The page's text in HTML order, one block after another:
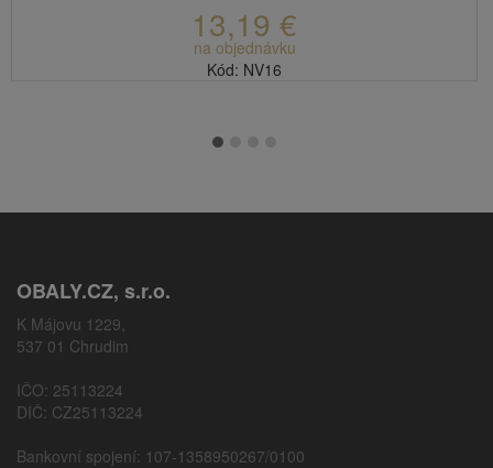
13,19 €
na objednávku
Kód: NV16
OBALY.CZ, s.r.o.
K Májovu 1229,
537 01 Chrudim
IČO: 25113224
DIČ: CZ25113224
Bankovní spojení: 107-1358950267/0100